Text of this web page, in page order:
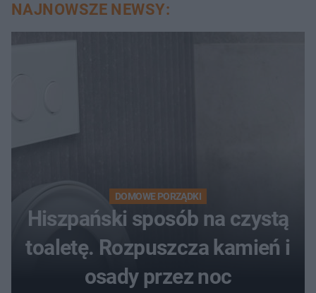
NAJNOWSZE NEWSY:
DOMOWE PORZĄDKI
Hiszpański sposób na czystą
toaletę. Rozpuszcza kamień i
osady przez noc